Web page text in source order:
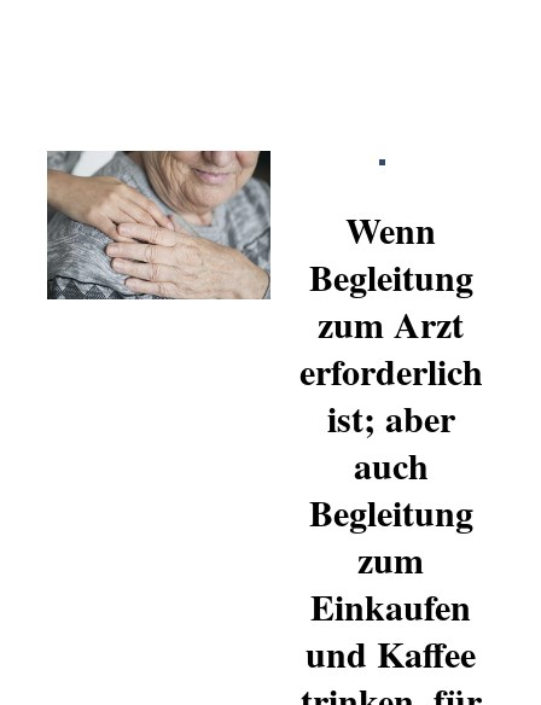
Wenn
Begleitung
zum Arzt
erforderlich
ist; aber
auch
Begleitung
zum
Einkaufen
und Kaffee